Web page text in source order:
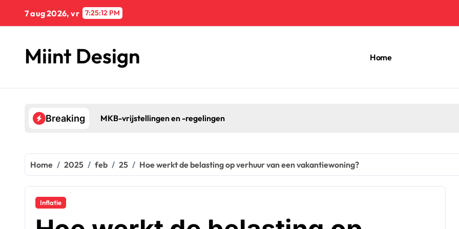
inhoud
7 aug 2026, vr 7:25:13 PM
Miint Design Home
Breaking MKB-vrijstellingen en -regelingen
Home 2025 feb 25 Hoe werkt de belasting op verhuur van een vakantiewoning?
Inflatie